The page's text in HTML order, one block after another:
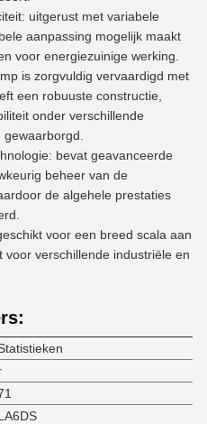
uitgerust met variabele
aanpassing mogelijk maakt
voor energiezuinige werking.
is zorgvuldig vervaardigd met
een robuuste constructie,
onder verschillende
bevat geavanceerde
beheer van de
de algehele prestaties
voor een breed scala aan
verschillende industriële en